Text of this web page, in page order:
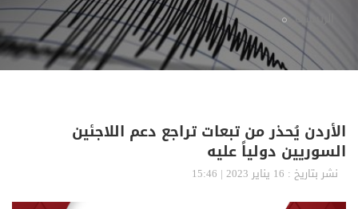
الرئيسية
الأردن يُحذر من تبعات تراجع دعم اللاجئين
السوريين دولياً عليه
نشر بتاريخ : 16 يناير 2023 | 15:46